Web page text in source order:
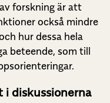
forskning är att
också mindre
hur dessa hela
beteende, som till
i diskussionerna